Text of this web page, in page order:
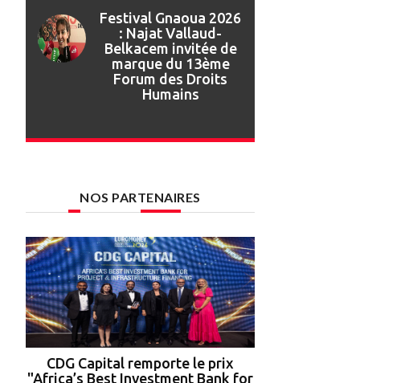
Festival Gnaoua :
retour en images sur
l’ouverture de la 27e
édition
NOS PARTENAIRES
CDG Capital remporte le prix
"Africa’s Best Investment Bank for